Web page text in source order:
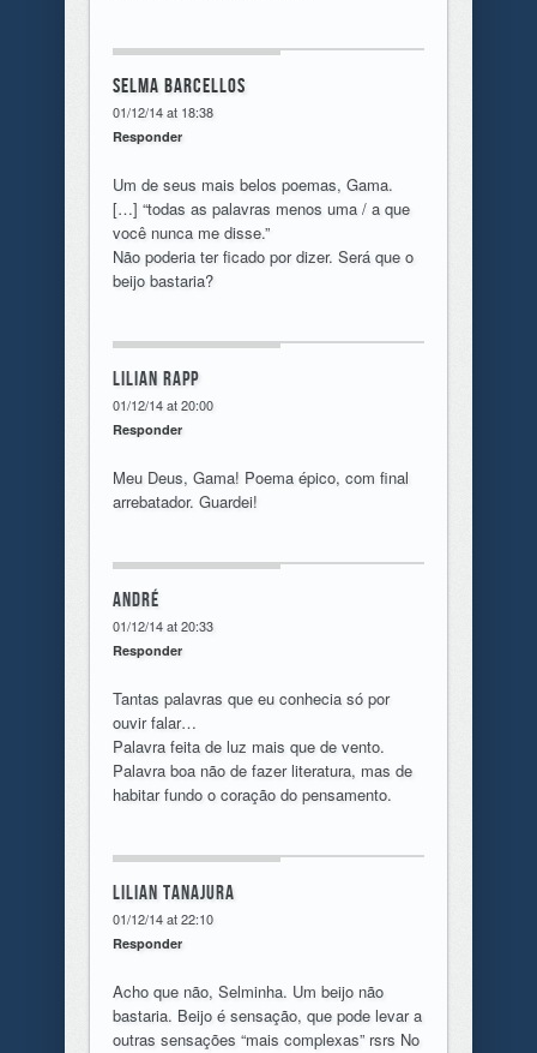
Selma Barcellos
01/12/14 at 18:38
Responder
Um de seus mais belos poemas, Gama.
[…] “todas as palavras menos uma / a que
você nunca me disse.”
Não poderia ter ficado por dizer. Será que o
beijo bastaria?
Lilian Rapp
01/12/14 at 20:00
Responder
Meu Deus, Gama! Poema épico, com final
arrebatador. Guardei!
André
01/12/14 at 20:33
Responder
Tantas palavras que eu conhecia só por
ouvir falar…
Palavra feita de luz mais que de vento.
Palavra boa não de fazer literatura, mas de
habitar fundo o coração do pensamento.
Lilian Tanajura
01/12/14 at 22:10
Responder
Acho que não, Selminha. Um beijo não
bastaria. Beijo é sensação, que pode levar a
outras sensações “mais complexas” rsrs No